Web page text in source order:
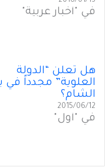
في "أخبار عربية"
هل تُعلَن “الدولة
العلوية” مجدداً في
الشام؟
2015/06/12
في "أول"